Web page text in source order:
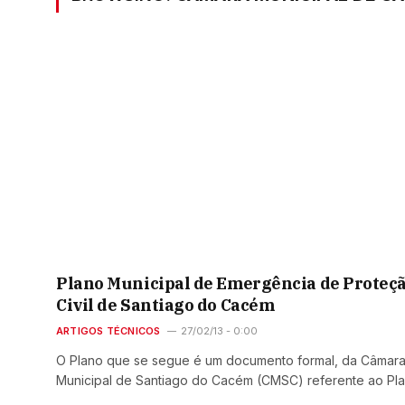
Plano Municipal de Emergência de
Civil de Santiago do Cacém
ARTIGOS TÉCNICOS 27/02/13 - 0:00
O Plano que se segue é um documento formal, da Câmara
Municipal de Santiago do Cacém (CMSC) referente ao